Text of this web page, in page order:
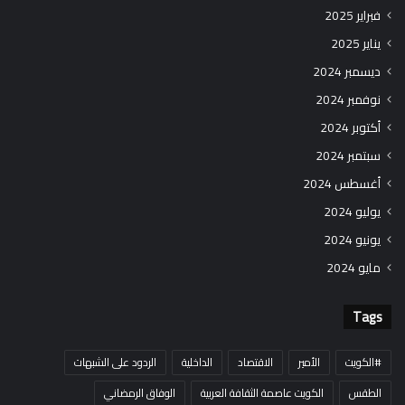
فبراير 2025
يناير 2025
ديسمبر 2024
نوفمبر 2024
أكتوبر 2024
سبتمبر 2024
أغسطس 2024
يوليو 2024
يونيو 2024
مايو 2024
Tags
#الكويت الأمير الاقتصاد الداخلية
الردود على الشبهات
الطقس
الكويت عاصمة الثقافة العربية الوفاق الرمضاني